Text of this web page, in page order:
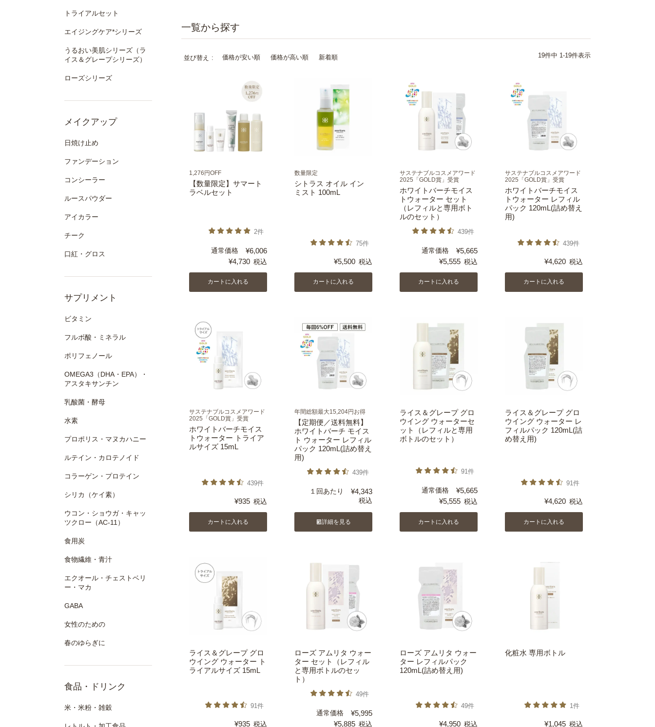
トライアルセット
エイジングケア*シリーズ
うるおい美肌シリーズ（ラ
イス＆グレープシリーズ）
ローズシリーズ
メイクアップ
日焼け止め
ファンデーション
コンシーラー
ルースパウダー
アイカラー
チーク
口紅・グロス
サプリメント
ビタミン
フルボ酸・ミネラル
ポリフェノール
OMEGA3（DHA・EPA）・
アスタキサンチン
乳酸菌・酵母
水素
プロポリス・マヌカハニー
ルテイン・カロテノイド
コラーゲン・プロテイン
シリカ（ケイ素）
ウコン・ショウガ・キャッ
ツクロー（AC-11）
食用炭
食物繊維・青汁
エクオール・チェストベリ
ー・マカ
GABA
女性のための
春のゆらぎに
食品・ドリンク
米・米粉・雑穀
並び替え 価格が安い順 価格が高い順 新着順 19件中 1-19件表示
1,276円OFF
【数量限定】サマート
ラベルセット
2件
通常価格 ¥6,006
¥4,730 税込
カートに入れる
数量限定
シトラス オイル イン
ミスト 100mL
75件
¥5,500 税込
カートに入れる
サステナブルコスメアワード
2025「GOLD賞」受賞
ホワイトバーチモイス
トウォーター セット
（レフィルと専用ボト
ルのセット）
439件
通常価格 ¥5,665
¥5,555 税込
カートに入れる
サステナブルコスメアワード
2025「GOLD賞」受賞
ホワイトバーチモイス
トウォーター レフィル
パック 120mL(詰め替え
用)
439件
¥4,620 税込
カートに入れる
サステナブルコスメアワード
2025「GOLD賞」受賞
ホワイトバーチモイス
トウォーター トライア
ルサイズ 15mL
439件
¥935 税込
カートに入れる
年間総額最大15,204円お得
【定期便／送料無料】
ホワイトバーチ モイス
ト ウォーター レフィル
パック 120mL(詰め替え
用)
439件
１回あたり ¥4,343
税込
詳細を見る
ライス＆グレープ グロ
ウイング ウォーターセ
ット（レフィルと専用
ボトルのセット）
91件
通常価格 ¥5,665
¥5,555 税込
カートに入れる
ライス＆グレープ グロ
ウイング ウォーター レ
フィルパック 120mL(詰
め替え用)
91件
¥4,620 税込
カートに入れる
ライス＆グレープ グロ
ウイング ウォーター ト
ライアルサイズ 15mL
91件
¥935 税込
ローズ アムリタ ウォー
ター セット（レフィル
と専用ボトルのセッ
ト）
49件
通常価格 ¥5,995
¥5,885 税込
ローズ アムリタ ウォー
ター レフィルパック
120mL(詰め替え用)
49件
¥4,950 税込
化粧水 専用ボトル
1件
¥1,045 税込